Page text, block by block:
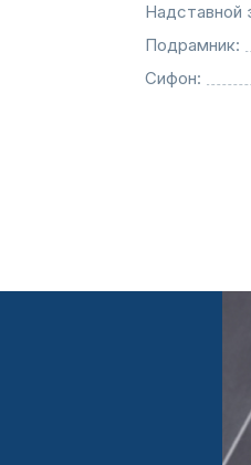
Надставной
Подрамник:
Сифон: